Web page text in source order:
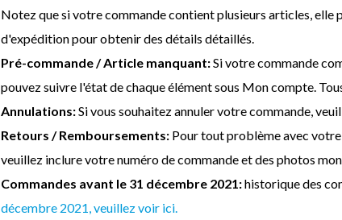
Notez que si votre commande contient plusieurs articles,
d'expédition pour obtenir des détails détaillés.
Pré-commande / Article manquant:Si votre commande
pouvez suivre l'état de chaque élément sous Mon compte.
Annulations:Si vous souhaitez annuler votre commande,
Retours / Remboursements: Pour tout problème avec
veuillez inclure votre numéro de commande et des photos
Commandes avant le 31 décembre 2021:historique des
décembre 2021, veuillez voir ici.